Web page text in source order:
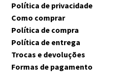
Política de privacidade
Como comprar
Política de compra
Política de entrega
Trocas e devoluções
Formas de pagamento